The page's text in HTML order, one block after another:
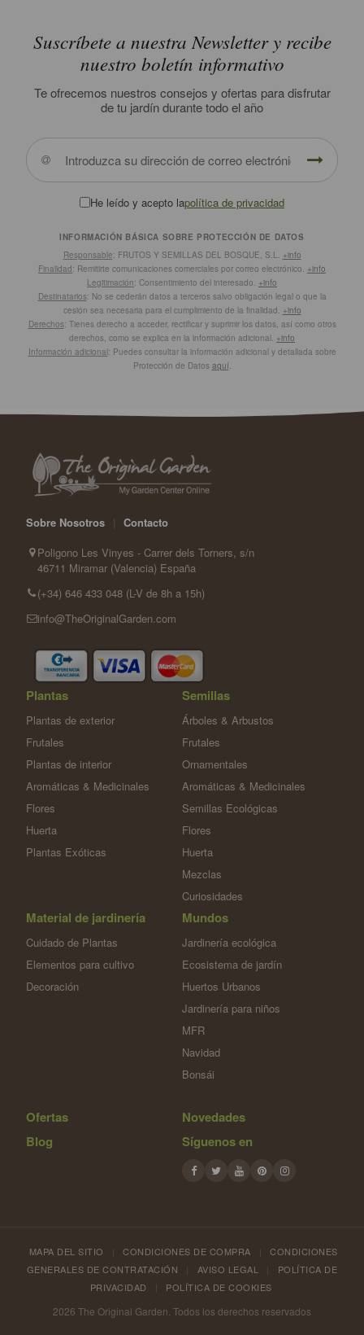
Suscríbete a nuestra Newsletter y recibe
nuestro boletín informativo
Te ofrecemos nuestros consejos y ofertas para disfrutar
de tu jardín durante todo el año
He leído y acepto lapolítica de privacidad
INFORMACIÓN BÁSICA SOBRE PROTECCIÓN DE DATOS
Responsable: FRUTOS Y SEMILLAS DEL BOSQUE, S.L. +info
Finalidad: Remitirte comunicaciones comerciales por correo electrónico. +info
Legitimación: Consentimiento del interesado. +info
Destinatarios: No se cederán datos a terceros salvo obligación legal o que la
cesión sea necesaria para el cumplimiento de la finalidad. +info
Derechos: Tienes derecho a acceder, rectificar y suprimir los datos, así como otros
derechos, como se explica en la información adicional. +info
Información adicional: Puedes consultar la información adicional y detallada sobre
Protección de Datos aquí.
Sobre Nosotros
Contacto
Poligono Les Vinyes - Carrer dels Torners, s/n
46711 Miramar (Valencia) España
(+34) 646 433 048 (L-V de 8h a 15h)
info@TheOriginalGarden.com
Plantas
Plantas de exterior
Frutales
Plantas de interior
Aromáticas & Medicinales
Flores
Huerta
Plantas Exóticas
Semillas
Árboles & Arbustos
Frutales
Ornamentales
Aromáticas & Medicinales
Semillas Ecológicas
Flores
Huerta
Mezclas
Curiosidades
Material de jardinería
Cuidado de Plantas
Elementos para cultivo
Decoración
Mundos
Jardinería ecológica
Ecosistema de jardín
Huertos Urbanos
Jardinería para niños
MFR
Navidad
Bonsái
Ofertas
Novedades
Blog
Síguenos en
MAPA DEL SITIO CONDICIONES DE COMPRA
CONDICIONES
GENERALES DE CONTRATACIÓN
AVISO LEGAL
POLÍTICA DE
PRIVACIDAD
POLÍTICA DE COOKIES
2026 The Original Garden. Todos los derechos reservados